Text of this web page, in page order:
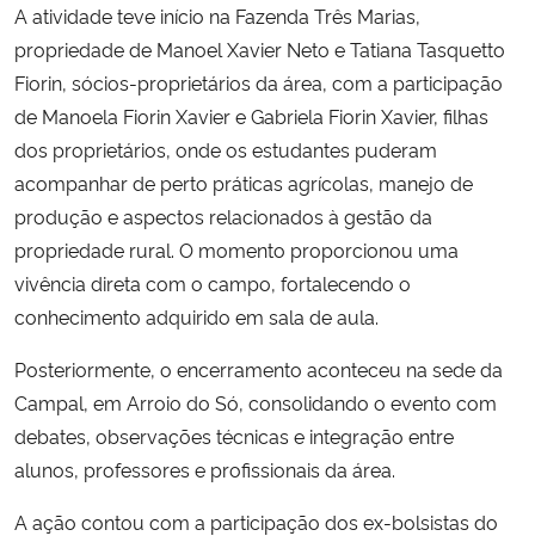
Planalto
A atividade teve início na Fazenda Três Marias,
propriedade de Manoel Xavier Neto e Tatiana Tasquetto
Fiorin, sócios-proprietários da área, com a participação
de Manoela Fiorin Xavier e Gabriela Fiorin Xavier, filhas
dos proprietários, onde os estudantes puderam
acompanhar de perto práticas agrícolas, manejo de
produção e aspectos relacionados à gestão da
propriedade rural. O momento proporcionou uma
vivência direta com o campo, fortalecendo o
conhecimento adquirido em sala de aula.
Posteriormente, o encerramento aconteceu na sede da
Campal, em Arroio do Só, consolidando o evento com
debates, observações técnicas e integração entre
alunos, professores e profissionais da área.
A ação contou com a participação dos ex-bolsistas do